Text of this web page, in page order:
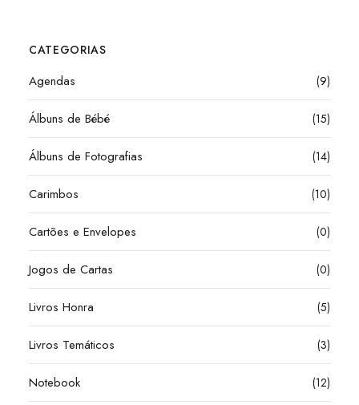
CATEGORIAS
Agendas (9)
Álbuns de Bébé (15)
Álbuns de Fotografias (14)
Carimbos (10)
Cartões e Envelopes (0)
Jogos de Cartas (0)
Livros Honra (5)
Livros Temáticos (3)
Notebook (12)